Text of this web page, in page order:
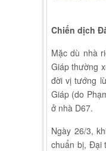
Chiến dịch
Mặc dù nhà
Giáp thường
đời vị tướng
Giáp (do
ở nhà D67.
Ngày 26/3,
chuẩn bị, Đại